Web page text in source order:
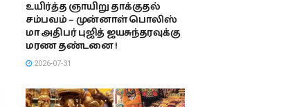
உயிர்த்த ஞாயிறு தாக்குதல்
சம்பவம் – முன்னாள் பொலிஸ்
மா அதிபர் புஜித் ஜயசுந்தரவுக்கு
மரண தண்டனை !
2026-07-31